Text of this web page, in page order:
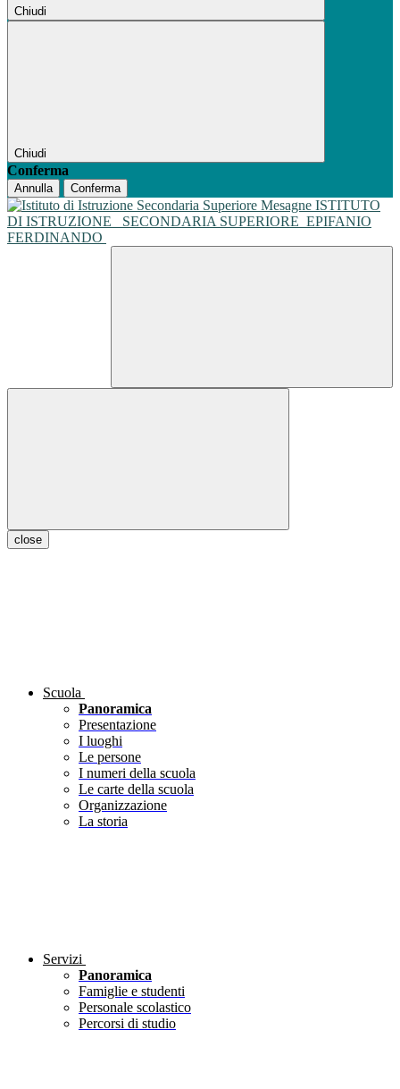
Chiudi
Chiudi
Conferma
Annulla Conferma
ISTITUTO
DI ISTRUZIONE
SECONDARIA SUPERIORE EPIFANIO
FERDINANDO
close
Scuola
Panoramica
Presentazione
I luoghi
Le persone
I numeri della scuola
Le carte della scuola
Organizzazione
La storia
Servizi
Panoramica
Famiglie e studenti
Personale scolastico
Percorsi di studio